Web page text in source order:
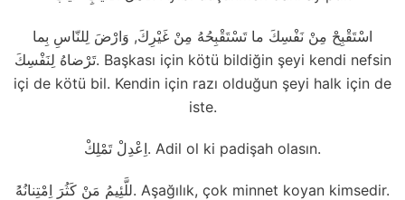
اسْتَقْبِحْ مِنْ نَفْسِكَ ما تَسْتَقْبِحُهُ مِنْ غَيْرِكَ, وَارْضَ لِلنّاسِ بِما
تَرْضاهُ لِنَفْسِكَ. Başkası için kötü bildiğin şeyi kendi nefsin
içi de kötü bil. Kendin için razı olduğun şeyi halk için de
iste.
اِعْدِلْ تَمْلِكْ. Adil ol ki padişah olasın.
َللَّئِيمُ مَنْ كَثُرَ اِمْتِنانُهُ. Aşağılık, çok minnet koyan kimsedir.